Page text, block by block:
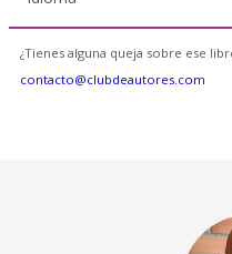
¿Tienes alguna queja sobre ese
contacto@clubdeautores.com